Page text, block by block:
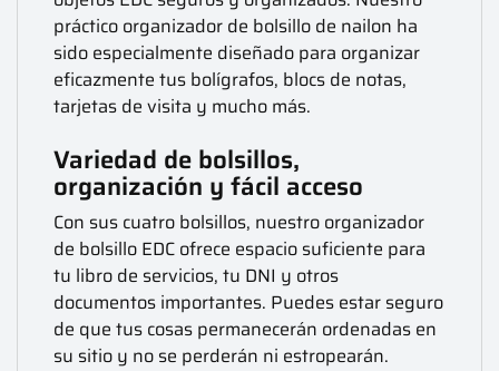
práctico organizador de bolsillo de nailon ha
sido especialmente diseñado para organizar
eficazmente tus bolígrafos, blocs de notas,
tarjetas de visita y mucho más.
Variedad de bolsillos,
organización y fácil acceso
Con sus cuatro bolsillos, nuestro organizador
de bolsillo EDC ofrece espacio suficiente para
tu libro de servicios, tu DNI y otros
documentos importantes. Puedes estar seguro
de que tus cosas permanecerán ordenadas en
su sitio y no se perderán ni estropearán.